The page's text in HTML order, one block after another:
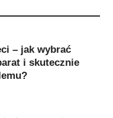
– jak wybrać
i skutecznie